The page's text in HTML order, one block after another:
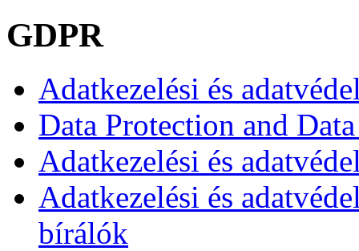
GDPR
Adatkezelési és
Data Protection and
Adatkezelési és
Adatkezelési és
bírálók